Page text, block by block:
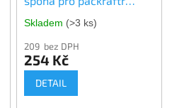
Skladem (>3 ks)
209 bez DPH
254 Kč
DETAIL